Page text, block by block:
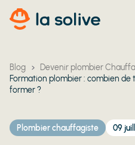
Blog
Devenir plombier
Formation plombier : combien
former ?
Plombier chauffagiste 09